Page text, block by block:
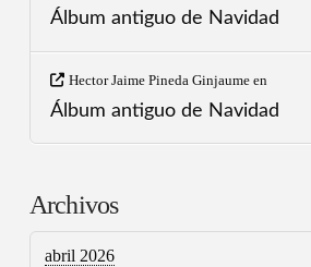
Álbum antiguo de Navidad
Hector Jaime Pineda Ginjaumeen
Álbum antiguo de Navidad
Archivos
abril 2026